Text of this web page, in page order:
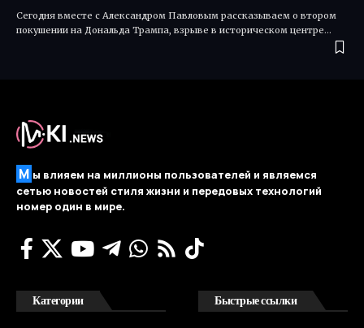
Сегодня вместе с Александром Павловым рассказываем о втором
покушении на Дональда Трампа, взрыве в историческом центре…
М ы влияем на миллионы пользователей и являемся
сетью новостей стиля жизни и передовых технологий
номер один в мире.
Категории Быстрые ссылки